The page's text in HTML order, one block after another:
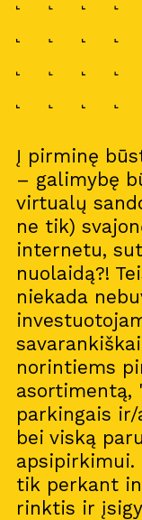
Į pirminę
– galimybę
virtualų
ne tik)
internetu,
nuolaidą?!
niekada
norintiems
asortimentą,
parkingais
bei viską
apsipirkimui.
tik perkant
rinktis ir